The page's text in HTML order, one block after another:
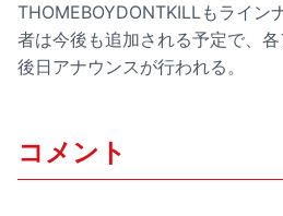
THOMEBOYDONTKILLもライン
者は今後も追加される予定で、
後日アナウンスが行われる。
コメント